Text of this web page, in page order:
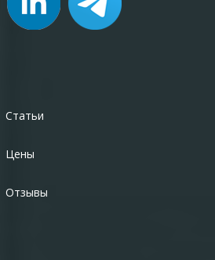
Статьи
Цены
Отзывы